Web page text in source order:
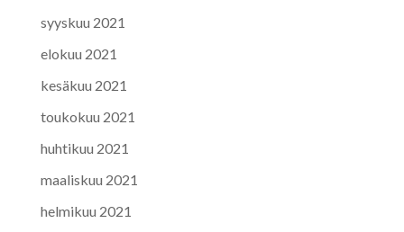
syyskuu 2021
elokuu 2021
kesäkuu 2021
toukokuu 2021
huhtikuu 2021
maaliskuu 2021
helmikuu 2021